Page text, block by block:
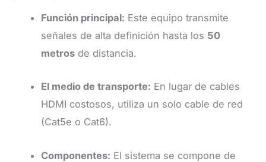
Función principal: Este equipo transmite
señales de alta definición hasta los 50
metros de distancia.
El medio de transporte: En lugar de cables
HDMI costosos, utiliza un solo cable de red
(Cat5e o Cat6).
Componentes: El sistema se compone de